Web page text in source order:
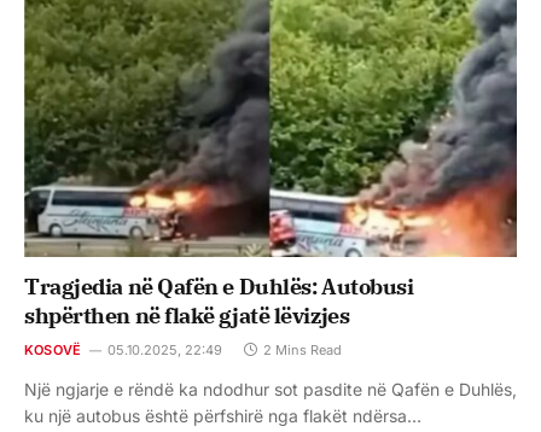
Tragjedia në Qafën e Duhlës: Autobusi
shpërthen në flakë gjatë lëvizjes
KOSOVË 05.10.2025, 22:49 2 Mins Read
Një ngjarje e rëndë ka ndodhur sot pasdite në Qafën e Duhlës,
ku një autobus është përfshirë nga flakët ndërsa…